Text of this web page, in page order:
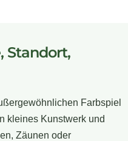
Standort,
Farbspiel
kleines Kunstwerk und
Zäunen oder